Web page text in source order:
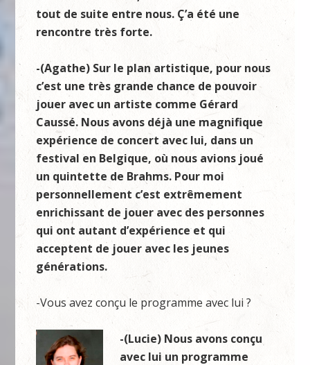
tout de suite entre nous. Ç’a été une
rencontre très forte.
-(Agathe) Sur le plan artistique, pour nous
c’est une très grande chance de pouvoir
jouer avec un artiste comme Gérard
Caussé. Nous avons déjà une magnifique
expérience de concert avec lui, dans un
festival en Belgique, où nous avions joué
un quintette de Brahms. Pour moi
personnellement c’est extrêmement
enrichissant de jouer avec des personnes
qui ont autant d’expérience et qui
acceptent de jouer avec les jeunes
générations.
-Vous avez conçu le programme avec lui ?
-(Lucie) Nous avons conçu
avec lui un programme